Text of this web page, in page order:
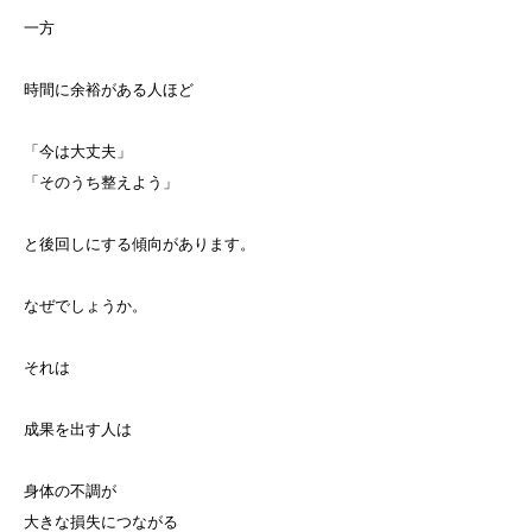
一方
時間に余裕がある人ほど
「今は大丈夫」
「そのうち整えよう」
と後回しにする傾向があります。
なぜでしょうか。
それは
成果を出す人は
身体の不調が
大きな損失につながる